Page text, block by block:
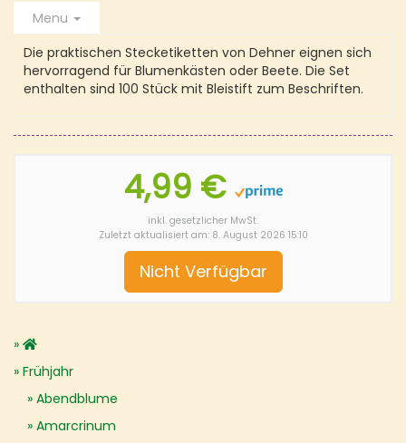
Menu
Die praktischen Stecketiketten von Dehner eignen sich
hervorragend für Blumenkästen oder Beete. Die Set
enthalten sind 100 Stück mit Bleistift zum Beschriften.
4,99 €
inkl. gesetzlicher MwSt.
Zuletzt aktualisiert am: 8. August 2026 15:10
Nicht Verfügbar
Frühjahr
Abendblume
Amarcrinum